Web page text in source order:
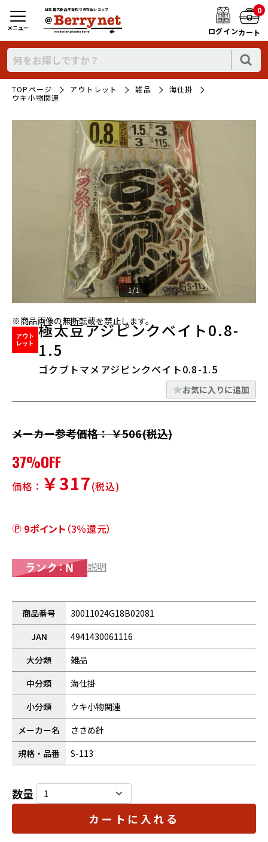
日本最大新品中古釣り具WEBショップ
ログイン
0
カート
メニュー
TOPページ アウトレット 雑品
海仕掛
ウキ小物関連
1/1
※商品画像の無断転載を禁止します。
極太豆アジピンクベイト0.8-
1.5
ゴクブトマメアジピンクベイト0.8-1.5
お気に入りに追加
メーカー参考価格： ￥506(税込)
37%OFF
価格： ￥317(税込)
9ポイント （3％還元）
説明
商品番号
30011024G18B02081
JAN
4941430061116
大分類
雑品
中分類
海仕掛
小分類
ウキ小物関連
メーカー名
ささめ針
規格・品番
S-113
数量
カートに入れる